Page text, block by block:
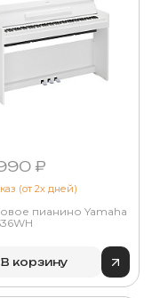
₽
(от 2х дней)
пианино Yamaha
В корзину